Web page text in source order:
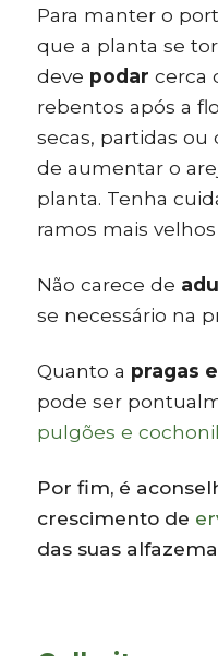
Para manter o
que a planta se
deve podar cerca
rebentos após a
secas, partidas
de aumentar o
planta. Tenha
ramos mais
Não carece de
se necessário na
Quanto a pragas
pode ser
pulgões e
Por fim, é
crescimento de
das suas